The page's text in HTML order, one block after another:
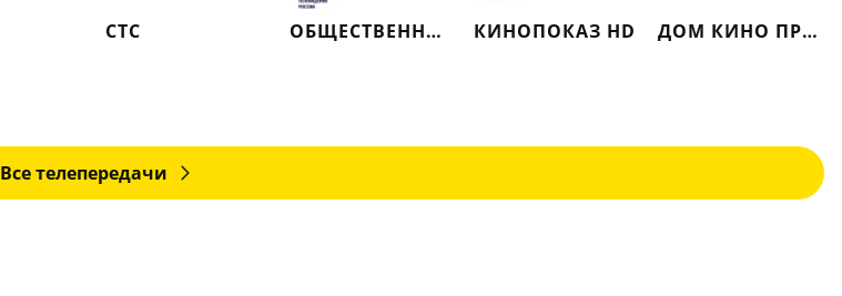
СТС ОБЩЕСТВЕННОЕ ТЕЛЕВИДЕНИЕ РОССИИ КИНОПОКАЗ HD ДОМ КИНО ПРЕМИУМ
Все телепередачи